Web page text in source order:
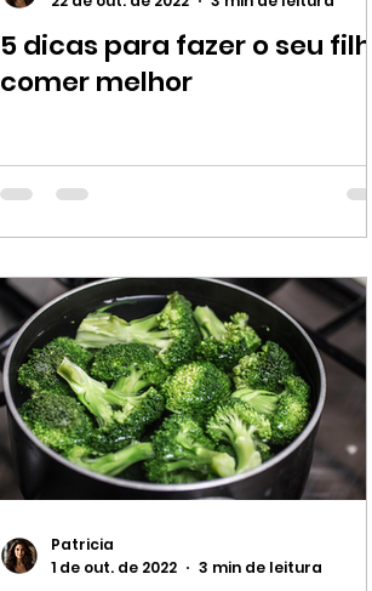
5 dicas para fazer o seu filho
comer melhor
Patricia
1 de out. de 2022
3 min de leitura